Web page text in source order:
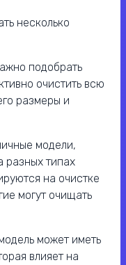
несколько
подобрать
очистить всю
размеры и
модели,
разных типах
на очистке
могут очищать
может иметь
влияет на